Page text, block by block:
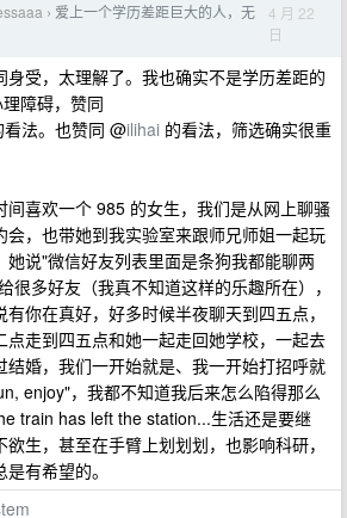
› 爱上一个学历差距巨大的人，无
4 月 22
日
受，太理解了。我也确实不是学历差距的
障碍，赞同
看法。也赞同 @ilihai 的看法，筛选确实很重
间喜欢一个 985 的女生，我们是从网上聊骚
会，也带她到我实验室来跟师兄师姐一起玩
她说"微信好友列表里面是条狗我都能聊两
很多好友（我真不知道这样的乐趣所在），
你在真好，好多时候半夜聊天到四五点，
点走到四五点和她一起走回她学校，一起去
结婚，我们一开始就是、我一开始打招呼就
enjoy"，我都不知道我后来怎么陷得那么
train has left the station...生活还是要继
生，甚至在手臂上划划划，也影响科研，
有希望的。